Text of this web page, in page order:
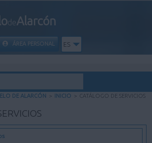
deAlarcón
ÁREA PERSONAL ES
INICIO
CARPETA
DE ALARCÓN > INICIO > CATÁLOGO DE SERVICIOS